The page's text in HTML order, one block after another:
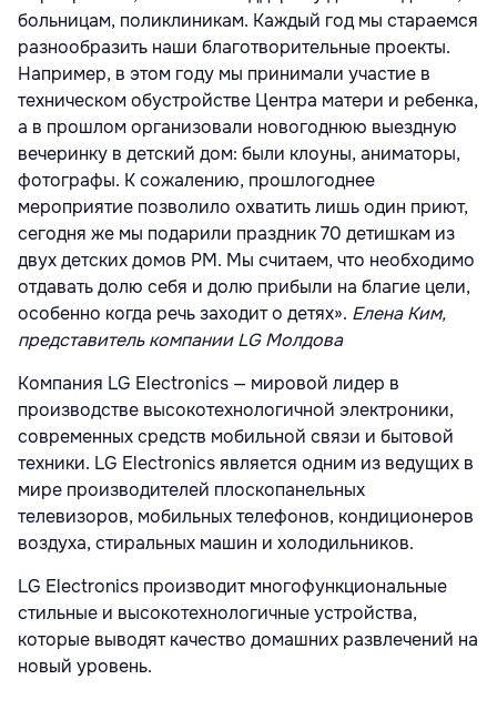
больницам, поликлиникам. Каждый год мы стараемся
разнообразить наши благотворительные проекты.
Например, в этом году мы принимали участие в
техническом обустройстве Центра матери и ребенка,
а в прошлом организовали новогоднюю выездную
вечеринку в детский дом: были клоуны, аниматоры,
фотографы. К сожалению, прошлогоднее
мероприятие позволило охватить лишь один приют,
сегодня же мы подарили праздник 70 детишкам из
двух детских домов РМ. Мы считаем, что необходимо
отдавать долю себя и долю прибыли на благие цели,
особенно когда речь заходит о детях». Елена Ким,
представитель компании LG Молдова
Компания LG Electronics — мировой лидер в
производстве высокотехнологичной электроники,
современных средств мобильной связи и бытовой
техники. LG Electronics является одним из ведущих в
мире производителей плоскопанельных
телевизоров, мобильных телефонов, кондиционеров
воздуха, стиральных машин и холодильников.
LG Electronics производит многофункциональные
стильные и высокотехнологичные устройства,
которые выводят качество домашних развлечений на
новый уровень.